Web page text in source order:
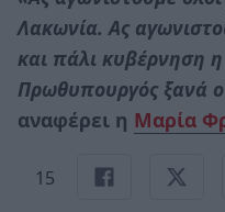
Λακωνία. Ας
και πάλι κυβέρνηση
Πρωθυπουργός ξανά
αναφέρει η Μαρία
15